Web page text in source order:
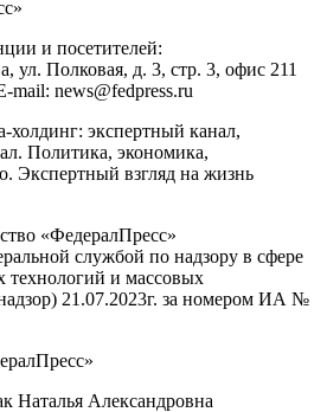
»
и посетителей:
, ул. Полковая, д. 3, стр. 3, офис 211
mail: news@fedpress.ru
холдинг: экспертный канал,
Политика, экономика,
Экспертный взгляд на жизнь
«ФедералПресс»
службой по надзору в сфере
и массовых
21.07.2023г. за номером ИА №
Наталья Александровна